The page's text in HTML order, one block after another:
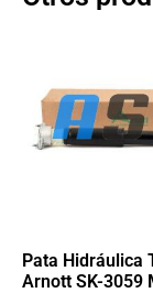
Pata Hidráulica
Arnott SK-3059